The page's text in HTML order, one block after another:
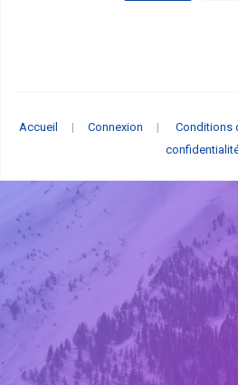
Accueil | Connexion | Conditions